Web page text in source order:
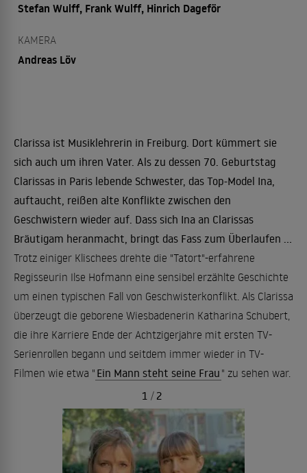
Stefan Wulff, Frank Wulff, Hinrich Dageför
KAMERA
Andreas Löv
Clarissa ist Musiklehrerin in Freiburg. Dort kümmert sie
sich auch um ihren Vater. Als zu dessen 70. Geburtstag
Clarissas in Paris lebende Schwester, das Top-Model Ina,
auftaucht, reißen alte Konflikte zwischen den
Geschwistern wieder auf. Dass sich Ina an Clarissas
Bräutigam heranmacht, bringt das Fass zum Überlaufen ...
Trotz einiger Klischees drehte die "Tatort"-erfahrene
Regisseurin Ilse Hofmann eine sensibel erzählte Geschichte
um einen typischen Fall von Geschwisterkonflikt. Als Clarissa
überzeugt die geborene Wiesbadenerin Katharina Schubert,
die ihre Karriere Ende der Achtzigerjahre mit ersten TV-
Serienrollen begann und seitdem immer wieder in TV-
Filmen wie etwa " Ein Mann steht seine Frau " zu sehen war.
1 / 2